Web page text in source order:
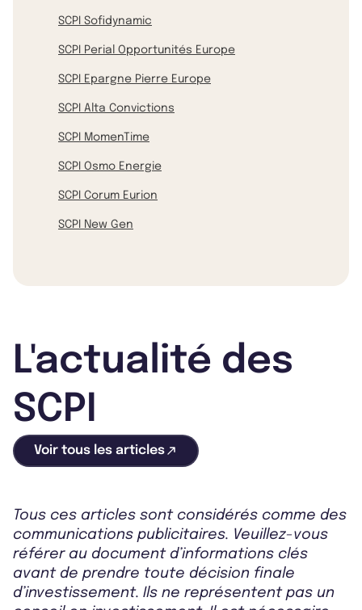
SCPI Sofidynamic
SCPI Perial Opportunités Europe
SCPI Epargne Pierre Europe
SCPI Alta Convictions
SCPI MomenTime
SCPI Osmo Energie
SCPI Corum Eurion
SCPI New Gen
L'actualité des
SCPI
Voir tous les articles
Tous ces articles sont considérés comme des
communications publicitaires. Veuillez-vous
référer au document d’informations clés
avant de prendre toute décision finale
d’investissement. Ils ne représentent pas un